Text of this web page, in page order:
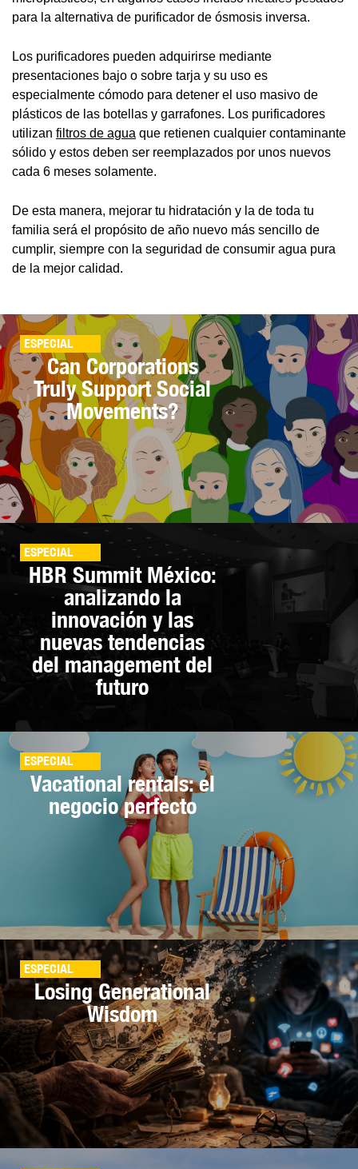
para la alternativa de purificador de ósmosis inversa.
Los purificadores pueden adquirirse mediante
presentaciones bajo o sobre tarja y su uso es
especialmente cómodo para detener el uso masivo de
plásticos de las botellas y garrafones. Los purificadores
utilizan filtros de agua que retienen cualquier contaminante
sólido y estos deben ser reemplazados por unos nuevos
cada 6 meses solamente.
De esta manera, mejorar tu hidratación y la de toda tu
familia será el propósito de año nuevo más sencillo de
cumplir, siempre con la seguridad de consumir agua pura
de la mejor calidad.
ESPECIAL
Can Corporations
Truly Support Social
Movements?
ESPECIAL
HBR Summit México:
analizando la
innovación y las
nuevas tendencias
del management del
futuro
ESPECIAL
Vacational rentals: el
negocio perfecto
ESPECIAL
Losing Generational
Wisdom